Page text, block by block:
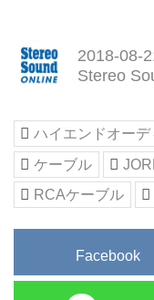
2018-08-
Stereo
ハイエンドオーデ
ケーブル
RCAケーブル
Facebook